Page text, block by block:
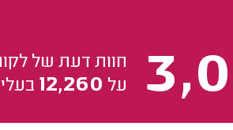
חוות דעת של
על 12,260